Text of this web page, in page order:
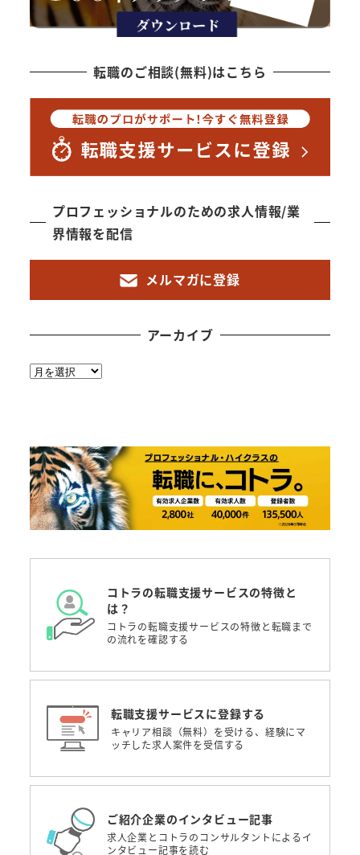
転職のご相談(無料)はこちら
プロフェッショナルのための求人情報/業
界情報を配信
メルマガに登録
アーカイブ
ア
ブ
コトラの転職支援サービスの特徴と
は？
コトラの転職支援サービスの特徴と転職まで
の流れを確認する
転職支援サービスに登録する
キャリア相談（無料）を受ける、経験にマ
ッチした求人案件を受信する
ご紹介企業のインタビュー記事
求人企業とコトラのコンサルタントによるイ
ンタビュー記事を読む